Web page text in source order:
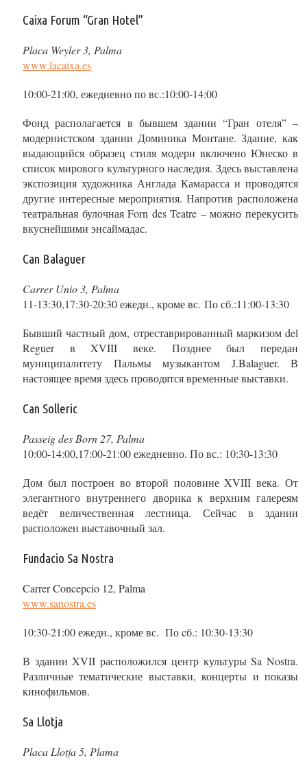
Caixa Forum “Gran Hotel”
Placa Weyler 3, Palma
www.lacaixa.es
10:00-21:00, ежедневно по вс.:10:00-14:00
Фонд располагается в бывшем здании “Гран отеля” –
модернистском здании Доминика Монтане. Здание, как
выдающийся образец стиля модерн включено Юнеско в
список мирового культурного наследия. Здесь выставлена
экспозиция художника Англада Камарасса и проводятся
другие интересные мероприятия. Напротив расположена
театральная булочная Forn des Teatre – можно перекусить
вкуснейшими энсаймадас.
Can Balaguer
Carrer Unio 3, Palma
11-13:30,17:30-20:30 ежедн., кроме вс. По сб.:11:00-13:30
Бывший частный дом, отреставрированный маркизом del
Reguer в XVIII веке. Позднее был передан
муниципалитету Пальмы музыкантом J.Balaguer. В
настоящее время здесь проводятся временные выставки.
Can Solleric
Passeig des Born 27, Palma
10:00-14:00,17:00-21:00 ежедневно. По вс.: 10:30-13:30
Дом был построен во второй половине XVIII века. От
элегантного внутреннего дворика к верхним галереям
ведёт величественная лестница. Сейчас в здании
расположен выставочный зал.
Fundacio Sa Nostra
Carrer Concepcio 12, Palma
www.sanostra.es
10:30-21:00 ежедн., кроме вс. По cб.: 10:30-13:30
В здании XVII расположился центр культуры Sa Nostra.
Различные тематические выставки, концерты и показы
кинофильмов.
Sa Llotja
Placa Llotja 5, Plama